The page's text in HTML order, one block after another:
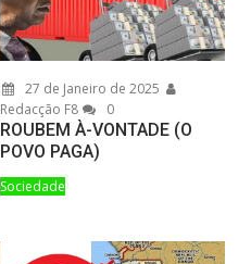
27 de Janeiro de 2025
Redacção F8
0
ROUBEM À-VONTADE (O
POVO PAGA)
Sociedade